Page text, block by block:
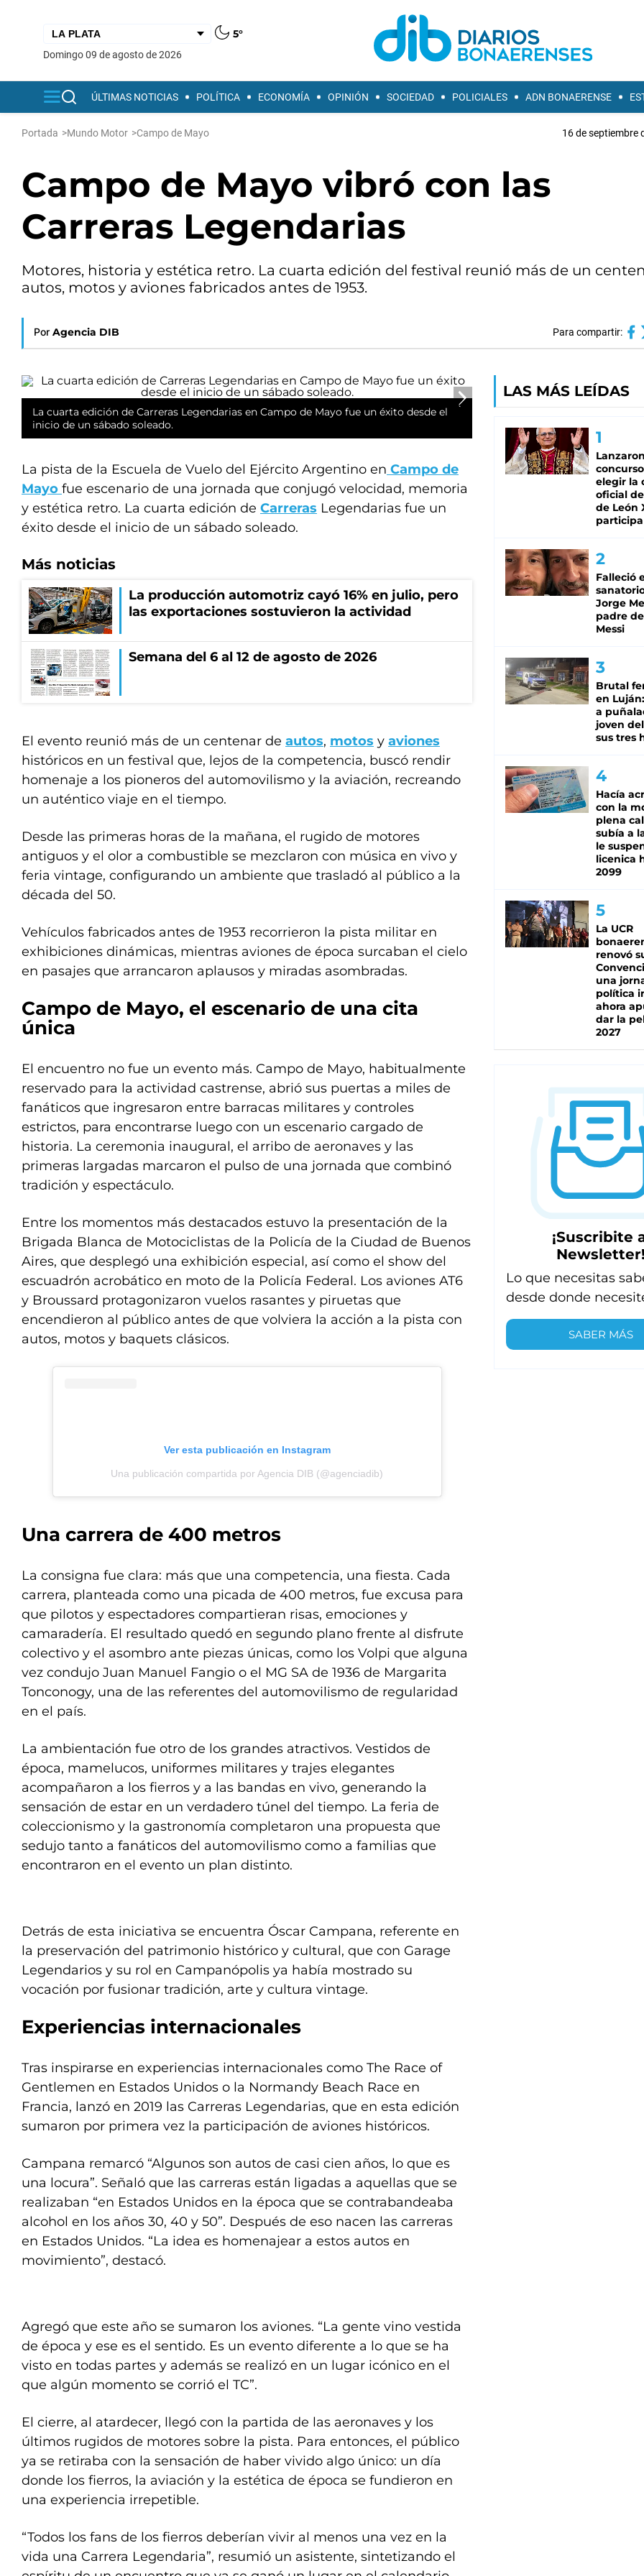
5°
domingo 09 de agosto de 2026
ÚLTIMAS NOTICIAS POLÍTICA ECONOMÍA OPINIÓN SOCIEDAD POLICIALES ADN BONAERENSE
Portada >Mundo Motor >Campo de Mayo 16 de septiembre
Campo de Mayo vibró con las
Carreras Legendarias
Motores, historia y estética retro. La cuarta edición del festival reunió más de un
autos, motos y aviones fabricados antes de 1953.
Por Agencia DIB Para compartir:
La cuarta edición de Carreras Legendarias en Campo de Mayo fue un éxito desde el
inicio de un sábado soleado.
La pista de la Escuela de Vuelo del Ejército Argentino en Campo de
Mayo fue escenario de una jornada que conjugó velocidad, memoria
y estética retro. La cuarta edición de Carreras Legendarias fue un
éxito desde el inicio de un sábado soleado.
Más noticias
La producción automotriz cayó 16% en julio, pero
las exportaciones sostuvieron la actividad
Semana del 6 al 12 de agosto de 2026
El evento reunió más de un centenar de autos, motos y aviones
históricos en un festival que, lejos de la competencia, buscó rendir
homenaje a los pioneros del automovilismo y la aviación, recreando
un auténtico viaje en el tiempo.
Desde las primeras horas de la mañana, el rugido de motores
antiguos y el olor a combustible se mezclaron con música en vivo y
feria vintage, configurando un ambiente que trasladó al público a la
década del 50.
Vehículos fabricados antes de 1953 recorrieron la pista militar en
exhibiciones dinámicas, mientras aviones de época surcaban el cielo
en pasajes que arrancaron aplausos y miradas asombradas.
Campo de Mayo, el escenario de una cita
única
El encuentro no fue un evento más. Campo de Mayo, habitualmente
reservado para la actividad castrense, abrió sus puertas a miles de
fanáticos que ingresaron entre barracas militares y controles
estrictos, para encontrarse luego con un escenario cargado de
historia. La ceremonia inaugural, el arribo de aeronaves y las
primeras largadas marcaron el pulso de una jornada que combinó
tradición y espectáculo.
Entre los momentos más destacados estuvo la presentación de la
Brigada Blanca de Motociclistas de la Policía de la Ciudad de Buenos
Aires, que desplegó una exhibición especial, así como el show del
escuadrón acrobático en moto de la Policía Federal. Los aviones AT6
y Broussard protagonizaron vuelos rasantes y piruetas que
encendieron al público antes de que volviera la acción a la pista con
autos, motos y baquets clásicos.
Ver esta publicación en Instagram
Una publicación compartida por Agencia DIB (@agenciadib)
Una carrera de 400 metros
La consigna fue clara: más que una competencia, una fiesta. Cada
carrera, planteada como una picada de 400 metros, fue excusa para
que pilotos y espectadores compartieran risas, emociones y
camaradería. El resultado quedó en segundo plano frente al disfrute
colectivo y el asombro ante piezas únicas, como los Volpi que alguna
vez condujo Juan Manuel Fangio o el MG SA de 1936 de Margarita
Tonconogy, una de las referentes del automovilismo de regularidad
en el país.
La ambientación fue otro de los grandes atractivos. Vestidos de
época, mamelucos, uniformes militares y trajes elegantes
acompañaron a los fierros y a las bandas en vivo, generando la
sensación de estar en un verdadero túnel del tiempo. La feria de
coleccionismo y la gastronomía completaron una propuesta que
sedujo tanto a fanáticos del automovilismo como a familias que
encontraron en el evento un plan distinto.
Detrás de esta iniciativa se encuentra Óscar Campana, referente en
la preservación del patrimonio histórico y cultural, que con Garage
Legendarios y su rol en Campanópolis ya había mostrado su
vocación por fusionar tradición, arte y cultura vintage.
Experiencias internacionales
Tras inspirarse en experiencias internacionales como The Race of
Gentlemen en Estados Unidos o la Normandy Beach Race en
Francia, lanzó en 2019 las Carreras Legendarias, que en esta edición
sumaron por primera vez la participación de aviones históricos.
Campana remarcó “Algunos son autos de casi cien años, lo que es
una locura”. Señaló que las carreras están ligadas a aquellas que se
realizaban “en Estados Unidos en la época que se contrabandeaba
alcohol en los años 30, 40 y 50”. Después de eso nacen las carreras
en Estados Unidos. “La idea es homenajear a estos autos en
movimiento”, destacó.
Agregó que este año se sumaron los aviones. “La gente vino vestida
de época y ese es el sentido. Es un evento diferente a lo que se ha
visto en todas partes y además se realizó en un lugar icónico en el
que algún momento se corrió el TC”.
El cierre, al atardecer, llegó con la partida de las aeronaves y los
últimos rugidos de motores sobre la pista. Para entonces, el público
ya se retiraba con la sensación de haber vivido algo único: un día
donde los fierros, la aviación y la estética de época se fundieron en
una experiencia irrepetible.
“Todos los fans de los fierros deberían vivir al menos una vez en la
vida una Carrera Legendaria”, resumió un asistente, sintetizando el
LAS MÁS LEÍDAS
elegir la
oficial
de León
Falleció
Jorge
padre
Messi
Brutal
en
a
joven
sus tres
Hacía
con la
plena
subía a
le
licenica
2099
La UCR
renovó
una
política
ahora
dar la
2027
¡Suscribite
Lo que necesitas
desde donde
SABER MÁS